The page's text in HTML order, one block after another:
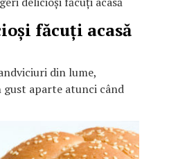
făcuţi acasă
din lume,
gust aparte atunci când